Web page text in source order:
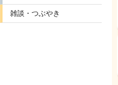
雑談・つぶやき